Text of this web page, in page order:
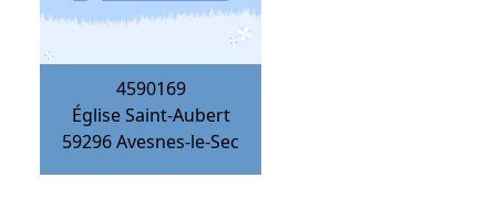
4590169
Église Saint-Aubert
59296Avesnes-le-Sec